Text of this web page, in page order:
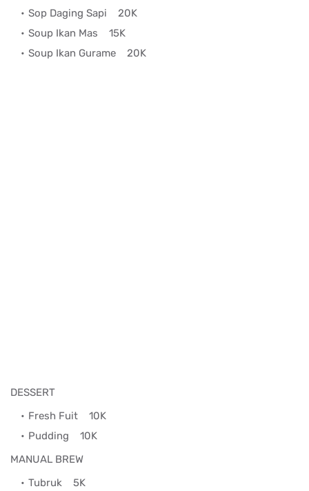
Sop Daging Sapi 20K
Soup Ikan Mas 15K
Soup Ikan Gurame 20K
DESSERT
Fresh Fuit 10K
Pudding 10K
MANUAL BREW
Tubruk 5K